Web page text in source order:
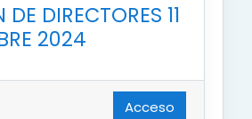
DE DIRECTORES 11
2024
Acceso